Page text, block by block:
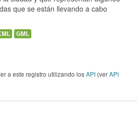
que se están llevando a cabo
GML
a este registro utilizando losAPI (verAPI